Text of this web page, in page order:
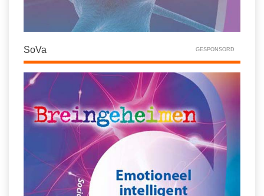
SoVa GESPONSORD